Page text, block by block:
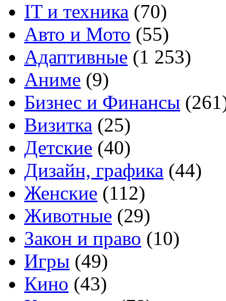
IT и техника (70)
Авто и Мото (55)
Адаптивные (1 253)
Аниме (9)
Бизнес и Финансы
Визитка (25)
Детские (40)
Дизайн, графика (44)
Женские (112)
Животные (29)
Закон и право (10)
Игры (49)
Кино (43)